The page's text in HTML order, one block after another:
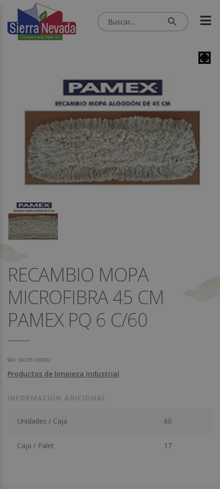
RECAMBIO MOPA
MICROFIBRA 45 CM
PAMEX PQ 6 C/60
SKU: 50275120002
Productos de limpieza Industrial
INFORMACIÓN ADICIONAL
Unidades / Caja 60
Caja / Palet 17